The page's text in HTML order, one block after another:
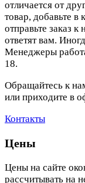
отличается от
товар, добавьте в
отправьте заказ
ответят вам.
Менеджеры
18.
Обращайтесь к
или приходите в
Контакты
Цены
Цены на сайте
рассчитывать на